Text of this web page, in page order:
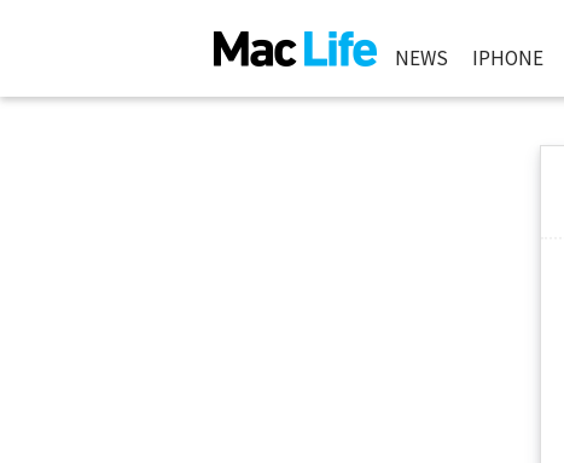
NEWS IPHONE